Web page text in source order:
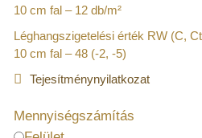
10 cm fal – 12 db/m²
Léghangszigetelési érték RW (C,
10 cm fal – 48 (-2, -5)
Tejesítménynyilatkozat
Mennyiségszámítás